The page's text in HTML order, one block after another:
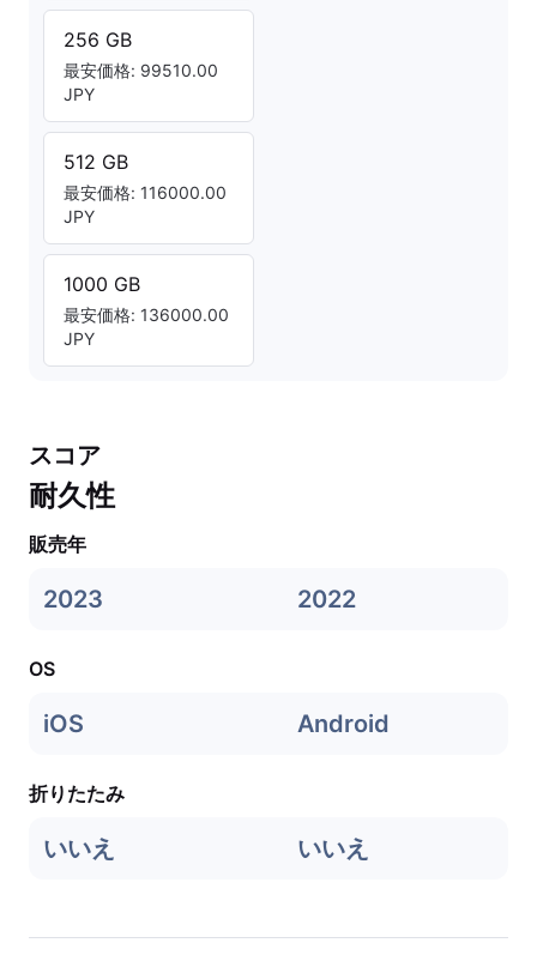
256 GB
最安価格: 99510.00
JPY
512 GB
最安価格: 116000.00
JPY
1000 GB
最安価格: 136000.00
JPY
スコア
耐久性
販売年
2023 2022
OS
iOS Android
折りたたみ
いいえ いいえ